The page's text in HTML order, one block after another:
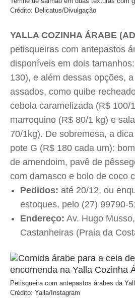
Crédito: Delicatus/Divulgação
YALLA COZINHA ÁRABE
petisqueiras com antepastos
disponíveis em dois
130), e além dessas opções,
assados, como quibe
cebola caramelizada (R$ 100/
marroquino (R$ 80/1 kg) e
70/1kg). De sobremesa, a
pote G (R$ 180 cada um):
de amendoim, pavê de
com damasco e bolo de coco
Pedidos: até 20/12, ou
estoques, pelo (27) 99790-
Endereço: Av. Hugo
Castanheiras (Praia da
Petisqueira com antepastos árabes da
Crédito: Yalla/Instagram